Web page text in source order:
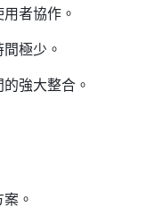
者協作。
極少。
強大整合。
。